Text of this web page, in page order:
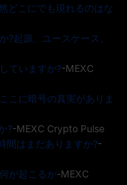
どこにでも現れるのはな
?起源、ユースケース、
ていますか?-MEXC
こに暗号の真実がありま
?-MEXC Crypto Pulse
間はまだありますか?-
が起こるか-MEXC